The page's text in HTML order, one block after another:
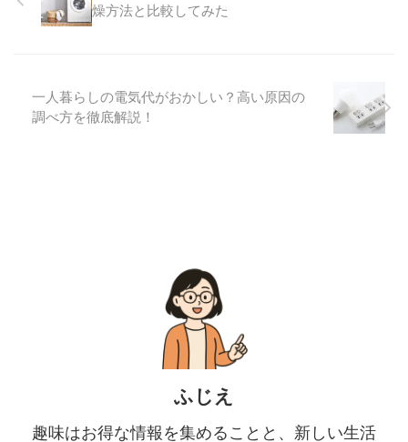
燥方法と比較してみた
一人暮らしの電気代がおかしい？高い原因の
調べ方を徹底解説！
ふじえ
趣味はお得な情報を集めることと、新しい生活